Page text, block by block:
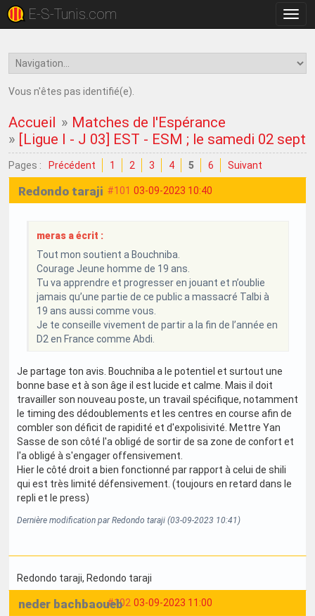
la
E-S-Tunis.com
Vous n'êtes pas identifié(e).
Accueil » Matches de l'Espérance
» [Ligue I - J 03] EST - ESM ; le samedi 02
Pages : Précédent 1 2 3 4 5 6 Suivant
#101 03-09-2023 10:40
Redondo taraji
meras a écrit :
Tout mon soutient a Bouchniba.
Courage Jeune homme de 19 ans.
Tu va apprendre et progresser en jouant et n’oublie
jamais qu’une partie de ce public a massacré Talbi à
19 ans aussi comme vous.
Je te conseille vivement de partir a la fin de l’année en
D2 en France comme Abdi.
Je partage ton avis. Bouchniba a le potentiel et surtout une
bonne base et à son âge il est lucide et calme. Mais il doit
travailler son nouveau poste, un travail spécifique, notamment
le timing des dédoublements et les centres en course afin de
combler son déficit de rapidité et d'expolisivité. Mettre Yan
Sasse de son côté l'a obligé de sortir de sa zone de confort et
l'a obligé à s'engager offensivement.
Hier le côté droit a bien fonctionné par rapport à celui de shili
qui est très limité défensivement. (toujours en retard dans le
repli et le press)
Dernière modification par Redondo taraji (03-09-2023 10:41)
Redondo taraji, Redondo taraji
#102 03-09-2023 11:00
neder bachbaoueb